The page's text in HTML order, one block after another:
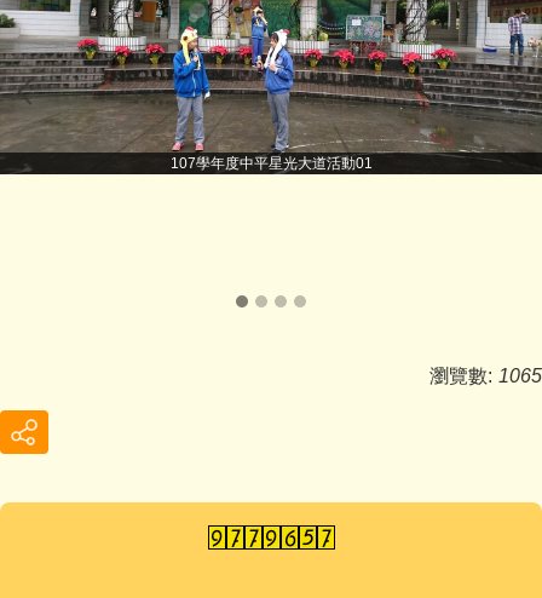
107學年度中平星光大道活動01
瀏覽數: 1065